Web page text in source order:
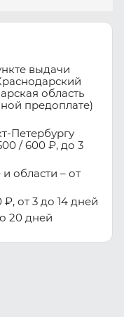
выдачи
область
предоплате)
Петербургу
/ 600 ₽, до 3
области – от
от 3 до 14 дней
20 дней